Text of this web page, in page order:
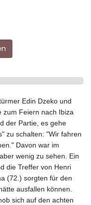
Edin Dzeko und
zum Feiern nach Ibiza
der Partie, es gehe
zu schalten: "Wir fahren
Davon war im
wenig zu sehen. Ein
die Treffer von Henri
(72.) sorgten für den
ausfallen können.
sich auf den achten